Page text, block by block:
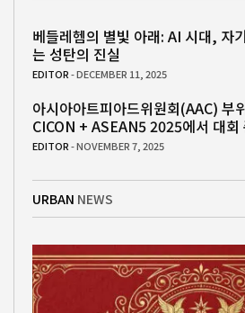
베들레헴의 별빛 아래: AI 시대, 자
는 성탄의 진실
EDITOR- DECEMBER 11, 2025
아시아아트피아드위원회(AAC) 부
CICON + ASEAN5 2025에서 대회
EDITOR- NOVEMBER 7, 2025
URBAN NEWS